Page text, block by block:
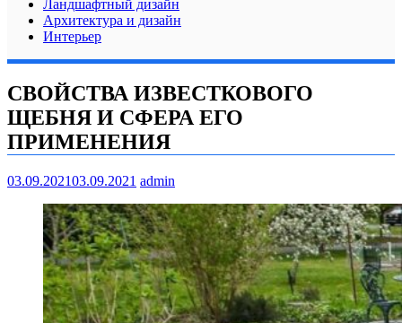
Ландшафтный дизайн
Архитектура и дизайн
Интерьер
СВОЙСТВА ИЗВЕСТКОВОГО
ЩЕБНЯ И СФЕРА ЕГО
ПРИМЕНЕНИЯ
03.09.202103.09.2021 admin